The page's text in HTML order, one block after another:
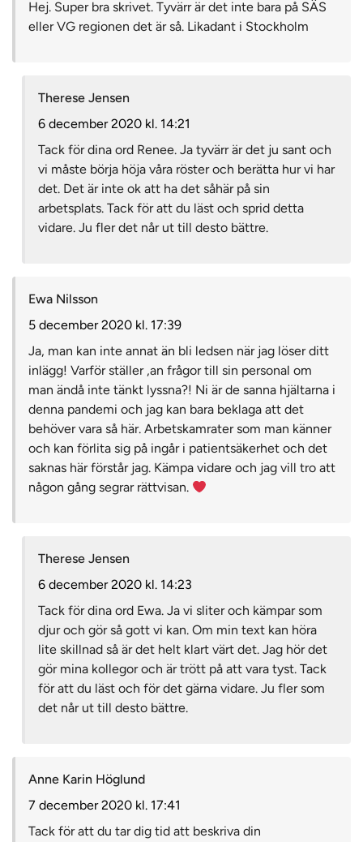
Hej. Super bra skrivet. Tyvärr är det inte bara på SÄS
eller VG regionen det är så. Likadant i Stockholm
Therese Jensen
6 december 2020 kl. 14:21
Tack för dina ord Renee. Ja tyvärr är det ju sant och
vi måste börja höja våra röster och berätta hur vi har
det. Det är inte ok att ha det såhär på sin
arbetsplats. Tack för att du läst och sprid detta
vidare. Ju fler det når ut till desto bättre.
Ewa Nilsson
5 december 2020 kl. 17:39
Ja, man kan inte annat än bli ledsen när jag löser ditt
inlägg! Varför ställer ,an frågor till sin personal om
man ändå inte tänkt lyssna?! Ni är de sanna hjältarna i
denna pandemi och jag kan bara beklaga att det
behöver vara så här. Arbetskamrater som man känner
och kan förlita sig på ingår i patientsäkerhet och det
saknas här förstår jag. Kämpa vidare och jag vill tro att
någon gång segrar rättvisan.
Therese Jensen
6 december 2020 kl. 14:23
Tack för dina ord Ewa. Ja vi sliter och kämpar som
djur och gör så gott vi kan. Om min text kan höra
lite skillnad så är det helt klart värt det. Jag hör det
gör mina kollegor och är trött på att vara tyst. Tack
för att du läst och för det gärna vidare. Ju fler som
det når ut till desto bättre.
Anne Karin Höglund
7 december 2020 kl. 17:41
Tack för att du tar dig tid att beskriva din